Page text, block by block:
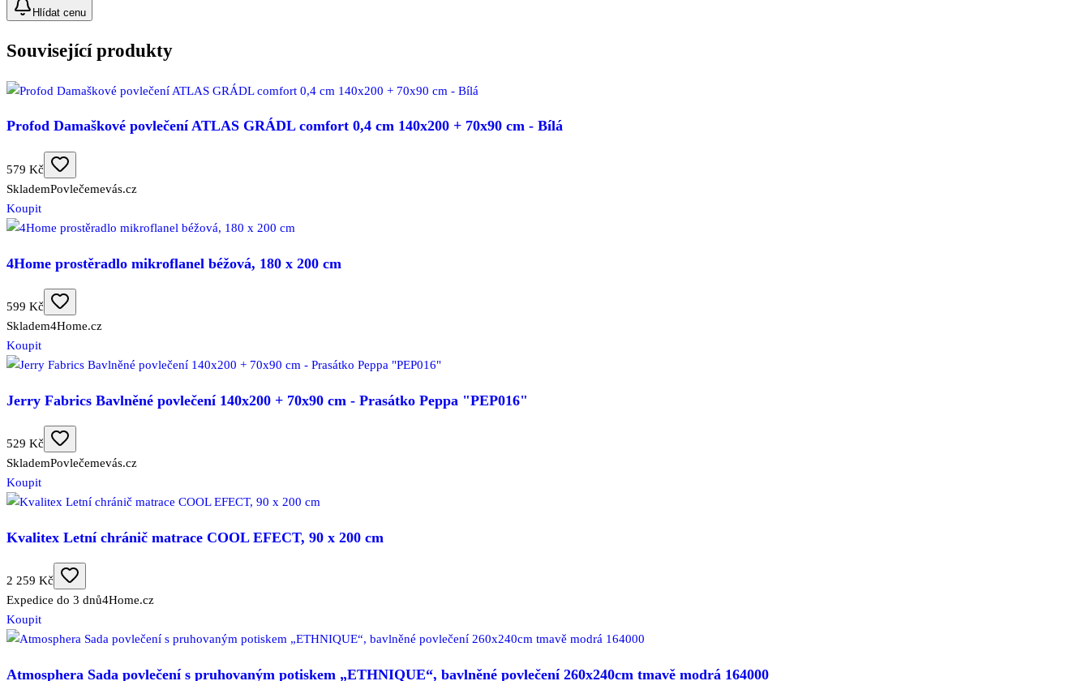
Hlídat cenu
Související produkty
Profod Damaškové povlečení ATLAS GRÁDL comfort 0,4 cm 140x200 + 70x90 cm - Bílá
579 Kč
SklademPovlečemevás.cz
Koupit
4Home prostěradlo mikroflanel béžová, 180 x 200 cm
599 Kč
Skladem4Home.cz
Koupit
Jerry Fabrics Bavlněné povlečení 140x200 + 70x90 cm - Prasátko Peppa "PEP016"
529 Kč
SklademPovlečemevás.cz
Koupit
Kvalitex Letní chránič matrace COOL EFECT, 90 x 200 cm
2 259 Kč
Expedice do 3 dnů4Home.cz
Koupit
Atmosphera Sada povlečení s pruhovaným potiskem „ETHNIQUE“, bavlněné povlečení 260x240cm tmavě modrá 164000